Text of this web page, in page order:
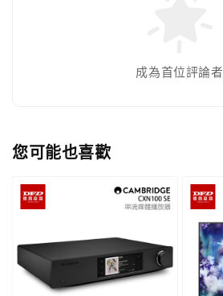
成為首位評論者
您可能也喜歡